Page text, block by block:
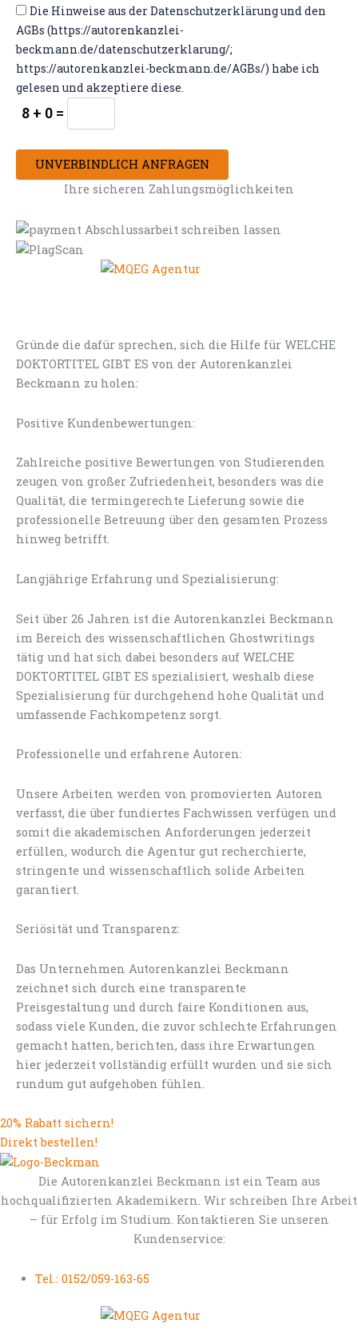
Die Hinweise aus der Datenschutzerklärung und den
AGBs (https://autorenkanzlei-
beckmann.de/datenschutzerklarung/;
https://autorenkanzlei-beckmann.de/AGBs/) habe ich
gelesen und akzeptiere diese.
8 + 0 =
UNVERBINDLICH ANFRAGEN
Ihre sicheren Zahlungsmöglichkeiten
Gründe die dafür sprechen, sich die Hilfe für WELCHE
DOKTORTITEL GIBT ES von der Autorenkanzlei
Beckmann zu holen:
Positive Kundenbewertungen:
Zahlreiche positive Bewertungen von Studierenden
zeugen von großer Zufriedenheit, besonders was die
Qualität, die termingerechte Lieferung sowie die
professionelle Betreuung über den gesamten Prozess
hinweg betrifft.
Langjährige Erfahrung und Spezialisierung:
Seit über 26 Jahren ist die Autorenkanzlei Beckmann
im Bereich des wissenschaftlichen Ghostwritings
tätig und hat sich dabei besonders auf WELCHE
DOKTORTITEL GIBT ES spezialisiert, weshalb diese
Spezialisierung für durchgehend hohe Qualität und
umfassende Fachkompetenz sorgt.
Professionelle und erfahrene Autoren:
Unsere Arbeiten werden von promovierten Autoren
verfasst, die über fundiertes Fachwissen verfügen und
somit die akademischen Anforderungen jederzeit
erfüllen, wodurch die Agentur gut recherchierte,
stringente und wissenschaftlich solide Arbeiten
garantiert.
Seriösität und Transparenz:
Das Unternehmen Autorenkanzlei Beckmann
zeichnet sich durch eine transparente
Preisgestaltung und durch faire Konditionen aus,
sodass viele Kunden, die zuvor schlechte Erfahrungen
gemacht hatten, berichten, dass ihre Erwartungen
hier jederzeit vollständig erfüllt wurden und sie sich
rundum gut aufgehoben fühlen.
20% Rabatt sichern!
Direkt bestellen!
Die Autorenkanzlei Beckmann ist ein Team aus
hochqualifizierten Akademikern. Wir schreiben Ihre Arbeit
– für Erfolg im Studium. Kontaktieren Sie unseren
Kundenservice:
Tel.: 0152/059-163-65